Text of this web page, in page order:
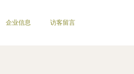
企业信息 访客留言